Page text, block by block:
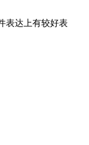
表达上有较好表